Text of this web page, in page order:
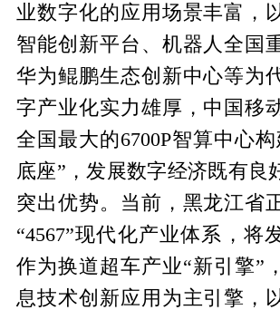
业数字化的应用场景丰富，
智能创新平台、机器人全国
华为鲲鹏生态创新中心等为
字产业化实力雄厚，中国移
全国最大的6700P智算中心
底座”，发展数字经济既有良
突出优势。当前，黑龙江省
“4567”现代化产业体系，将
作为换道超车产业“新引擎”
息技术创新应用为主引擎，